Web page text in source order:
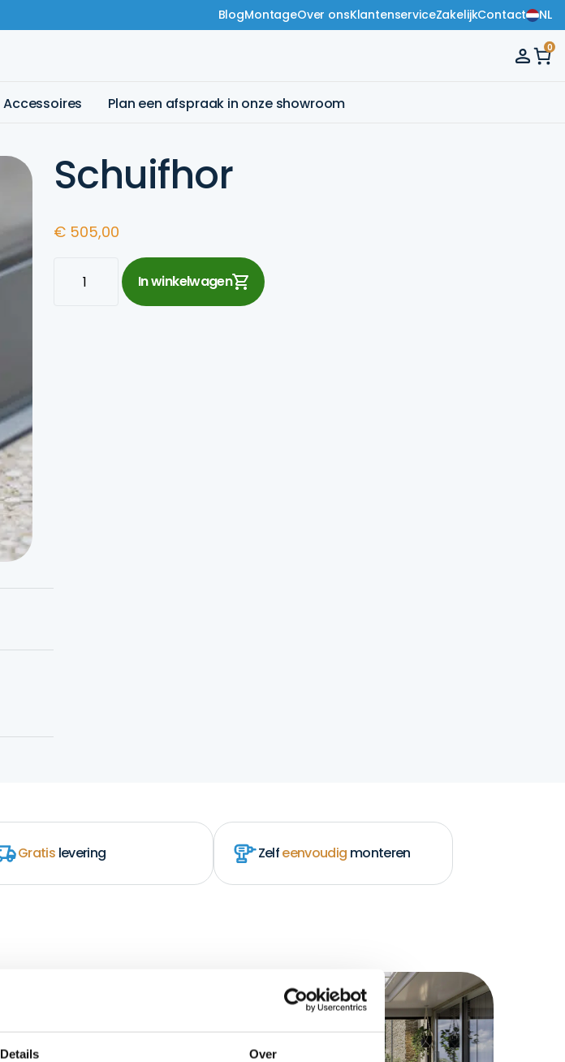
Details Over
BlogMontageOver onsKlantenserviceZakelijkContact NL
0
Accessoires Plan een afspraak in onze showroom
Schuifhor
€ 505,00
aantal
In winkelwagen
Gratis levering Zelfeenvoudig monteren